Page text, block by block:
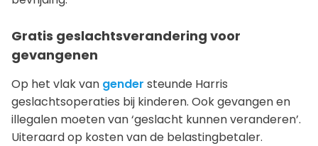
Gratis geslachtsverandering voor
gevangenen
Op het vlak van gender steunde Harris
geslachtsoperaties bij kinderen. Ook gevangen en
illegalen moeten van ‘geslacht kunnen veranderen’.
Uiteraard op kosten van de belastingbetaler.